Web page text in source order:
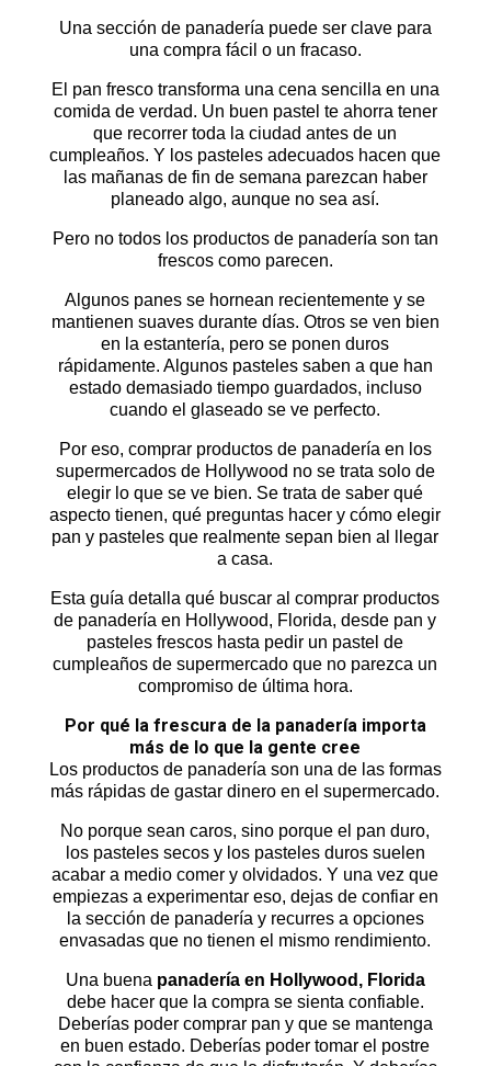
Una sección de panadería puede ser clave para
una compra fácil o un fracaso.
El pan fresco transforma una cena sencilla en una
comida de verdad. Un buen pastel te ahorra tener
que recorrer toda la ciudad antes de un
cumpleaños. Y los pasteles adecuados hacen que
las mañanas de fin de semana parezcan haber
planeado algo, aunque no sea así.
Pero no todos los productos de panadería son tan
frescos como parecen.
Algunos panes se hornean recientemente y se
mantienen suaves durante días. Otros se ven bien
en la estantería, pero se ponen duros
rápidamente. Algunos pasteles saben a que han
estado demasiado tiempo guardados, incluso
cuando el glaseado se ve perfecto.
Por eso, comprar productos de panadería en los
supermercados de Hollywood no se trata solo de
elegir lo que se ve bien. Se trata de saber qué
aspecto tienen, qué preguntas hacer y cómo elegir
pan y pasteles que realmente sepan bien al llegar
a casa.
Esta guía detalla qué buscar al comprar productos
de panadería en Hollywood, Florida, desde pan y
pasteles frescos hasta pedir un pastel de
cumpleaños de supermercado que no parezca un
compromiso de última hora.
Por qué la frescura de la panadería importa
más de lo que la gente cree
Los productos de panadería son una de las formas
más rápidas de gastar dinero en el supermercado.
No porque sean caros, sino porque el pan duro,
los pasteles secos y los pasteles duros suelen
acabar a medio comer y olvidados. Y una vez que
empiezas a experimentar eso, dejas de confiar en
la sección de panadería y recurres a opciones
envasadas que no tienen el mismo rendimiento.
Una buena panadería en Hollywood, Florida
debe hacer que la compra se sienta confiable.
Deberías poder comprar pan y que se mantenga
en buen estado. Deberías poder tomar el postre